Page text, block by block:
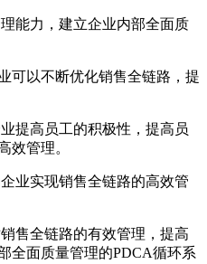
能力，建立企业内部全面质
可以不断优化销售全链路，提
提高员工的积极性，提高员
效管理。
业实现销售全链路的高效管
售全链路的有效管理，提高
全面质量管理的PDCA循环系